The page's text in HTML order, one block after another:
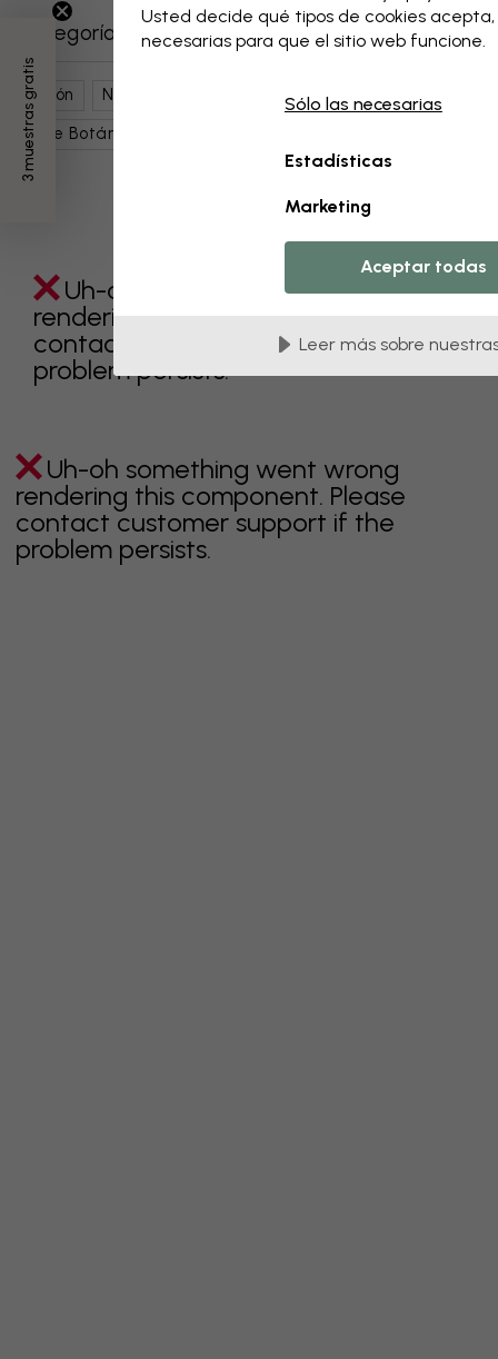
Categorías relacionadas
Salón Naturaleza
Magnolias
Arte Botánico
Uh-oh something went wrong
rendering this component. Please
contact customer support if the
problem persists.
Uh-oh something went wrong
rendering this component. Please
contact customer support if the
problem persists.
3 muestras gratis
Usted decide qué tipos de cookies
necesarias para que el sitio web funcione.
Sólo las necesarias
Estadísticas
Marketing
Aceptar todas
Leer más sobre